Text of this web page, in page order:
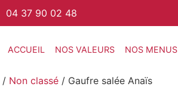
04 37 90 02 48
ACCUEIL NOS VALEURS NOS MENUS
/ Non classé / Gaufre salée Anaïs